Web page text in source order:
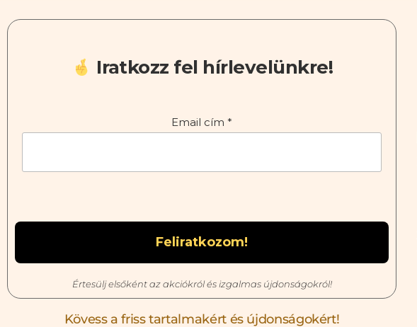
Iratkozz fel hírlevelünkre!
Email cím *
Értesülj elsőként az akciókról és izgalmas újdonságokról!
Kövess a friss tartalmakért és újdonságokért!